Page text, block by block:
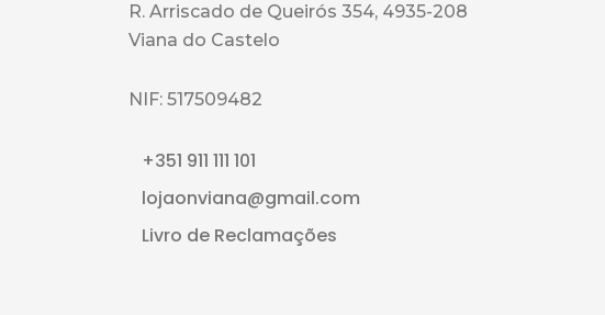
R. Arriscado de Queirós 354, 4935-208
Viana do Castelo
NIF: 517509482
+351 911 111 101
lojaonviana@gmail.com
Livro de Reclamações